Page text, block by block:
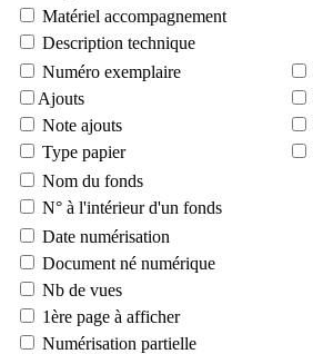
Matériel accompagnement
Description technique
Numéro exemplaire
Ajouts
Note ajouts
Type papier
Nom du fonds
N° à l'intérieur d'un fonds
Date numérisation
Document né numérique
Nb de vues
1ère page à afficher
Numérisation partielle